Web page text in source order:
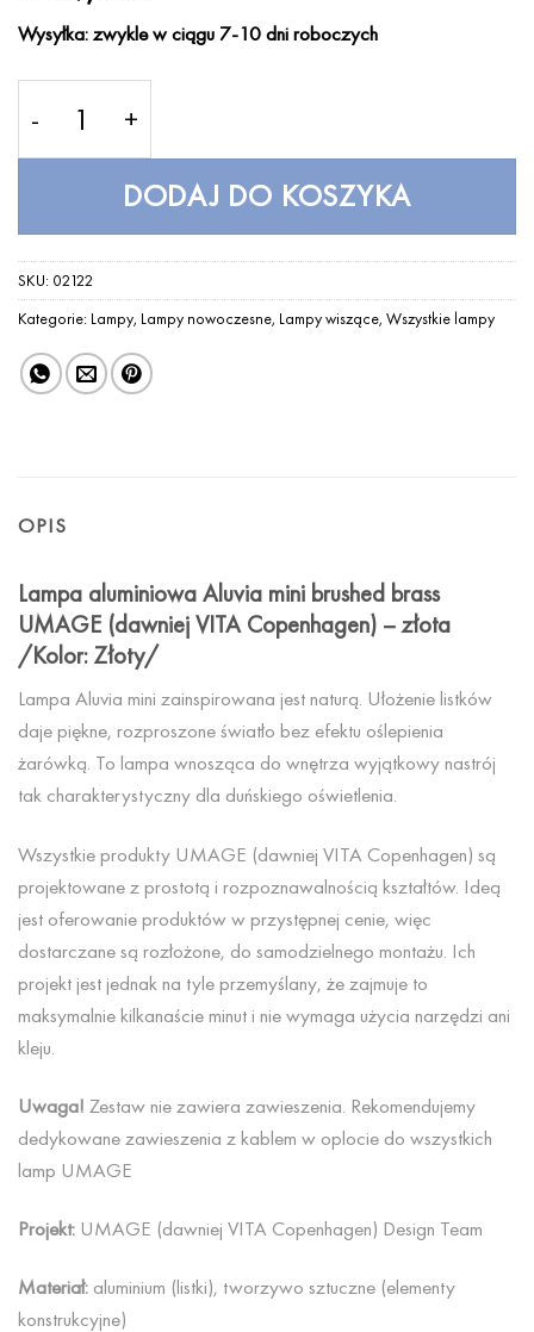
Wysyłka: zwykle w ciągu 7-10 dni roboczych
DODAJ DO KOSZYKA
SKU: 02122
Kategorie: Lampy, Lampy nowoczesne, Lampy wiszące, Wszystkie lampy
OPIS
Lampa aluminiowa Aluvia mini brushed brass
UMAGE (dawniej VITA Copenhagen) – złota
/Kolor: Złoty/
Lampa Aluvia mini zainspirowana jest naturą. Ułożenie listków
daje piękne, rozproszone światło bez efektu oślepienia
żarówką. To lampa wnosząca do wnętrza wyjątkowy nastrój
tak charakterystyczny dla duńskiego oświetlenia.
Wszystkie produkty UMAGE (dawniej VITA Copenhagen) są
projektowane z prostotą i rozpoznawalnością kształtów. Ideą
jest oferowanie produktów w przystępnej cenie, więc
dostarczane są rozłożone, do samodzielnego montażu. Ich
projekt jest jednak na tyle przemyślany, że zajmuje to
maksymalnie kilkanaście minut i nie wymaga użycia narzędzi ani
kleju.
Uwaga! Zestaw nie zawiera zawieszenia. Rekomendujemy
dedykowane zawieszenia z kablem w oplocie do wszystkich
lamp UMAGE
Projekt: UMAGE (dawniej VITA Copenhagen) Design Team
Materiał: aluminium (listki), tworzywo sztuczne (elementy
konstrukcyjne)